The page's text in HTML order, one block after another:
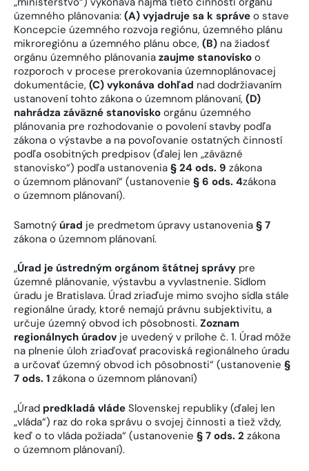
územného plánovania: (A) vyjadruje sa k správe o stave
Koncepcie územného rozvoja regiónu, územného plánu
mikroregiónu a územného plánu obce, (B) na žiadosť
orgánu územného plánovania zaujme stanovisko o
rozporoch v procese prerokovania územnoplánovacej
dokumentácie, (C) vykonáva dohľad nad dodržiavaním
ustanovení tohto zákona o územnom plánovaní, (D)
nahrádza záväzné stanovisko orgánu územného
plánovania pre rozhodovanie o povolení stavby podľa
zákona o výstavbe a na povoľovanie ostatných činností
podľa osobitných predpisov (ďalej len „záväzné
stanovisko“) podľa ustanovenia § 24 ods. 9 zákona
o územnom plánovaní“ (ustanovenie § 6 ods. 4zákona
o územnom plánovaní).
Samotný úrad je predmetom úpravy ustanovenia § 7
zákona o územnom plánovaní.
„Úrad je ústredným orgánom štátnej správy pre
územné plánovanie, výstavbu a vyvlastnenie. Sídlom
úradu je Bratislava. Úrad zriaďuje mimo svojho sídla stále
regionálne úrady, ktoré nemajú právnu subjektivitu, a
určuje územný obvod ich pôsobnosti. Zoznam
regionálnych úradov je uvedený v prílohe č. 1. Úrad môže
na plnenie úloh zriaďovať pracoviská regionálneho úradu
a určovať územný obvod ich pôsobnosti“ (ustanovenie §
7 ods. 1 zákona o územnom plánovaní)
„Úrad predkladá vláde Slovenskej republiky (ďalej len
„vláda“) raz do roka správu o svojej činnosti a tiež vždy,
keď o to vláda požiada“ (ustanovenie § 7 ods. 2 zákona
o územnom plánovaní).